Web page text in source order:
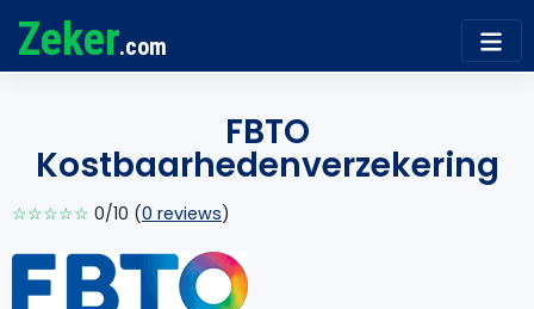
Zeker.com
FBTO
Kostbaarhedenverzekering
☆☆☆☆☆ 0/10 (0 reviews)